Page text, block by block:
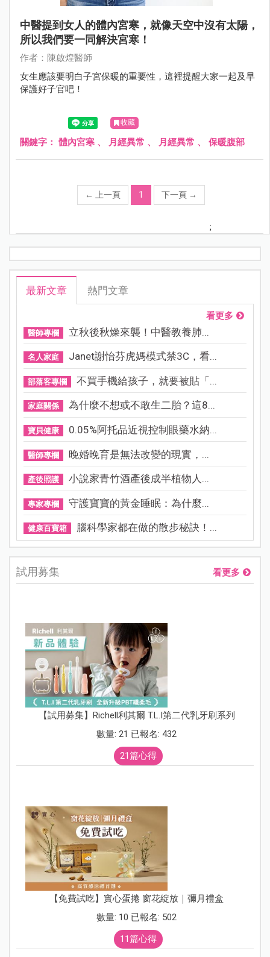
中醫提到女人的體內宮寒，就像天空中沒有太陽，
所以我們要一同解決宮寒！
作者：陳啟煌醫師
女生應該要明白子宮保暖的重要性，這裡提醒大家一起及早
保護好子官吧！
收藏
關鍵字： 體內宮寒 、 月經異常 、 月經異常 、 保暖腹部
← 上一頁 1 下一頁 →
;
最新文章 熱門文章
看更多
醫師專欄 立秋後秋燥來襲！中醫教養肺...
名人家庭 Janet謝怡芬虎媽模式禁3C，看...
部落客專欄 不買手機給孩子，就要被貼「...
家庭關係 為什麼不想或不敢生二胎？這8...
寶貝健康 0.05%阿托品近視控制眼藥水納...
醫師專欄 晚婚晚育是無法改變的現實，...
產後照護 小說家青竹酒產後成半植物人...
專家專欄 守護寶寶的黃金睡眠：為什麼...
健康百寶箱 腦科學家都在做的散步秘訣！...
試用募集 看更多
【試用募集】Richell利其爾 T.L.I第二代乳牙刷系列
數量: 21 已報名: 432
21篇心得
【免費試吃】實心蛋捲 窗花綻放｜彌月禮盒
數量: 10 已報名: 502
11篇心得